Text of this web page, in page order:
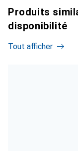
Produits
disponibilité
Tout afficher